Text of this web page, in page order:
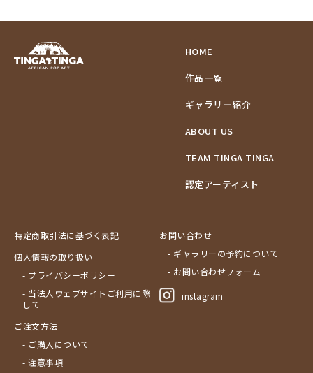
HOME
作品一覧
ギャラリー紹介
ABOUT US
TEAM TINGA TINGA
認定アーティスト
特定商取引法に基づく表記
個人情報の取り扱い
- プライバシーポリシー
- 当法人ウェブサイトご利用に際
して
ご注文方法
- ご購入について
- 注意事項
お問い合わせ
- ギャラリーの予約について
- お問い合わせフォーム
instagram